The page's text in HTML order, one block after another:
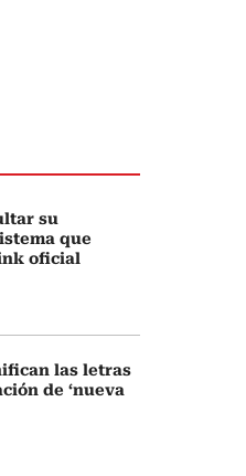
su
que
oficial
las letras
de ‘nueva